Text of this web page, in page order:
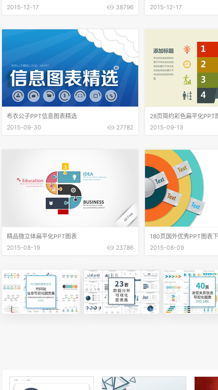
2015-12-17
38796
2015-12-17
布衣公子PPT信息图表精选
2015-09-30
27782
28页简约彩色扁平化PPT
2015-09-13
精品微立体扁平化PPT图表
2015-08-19
23786
180页国外优秀PPT图表
2015-08-09